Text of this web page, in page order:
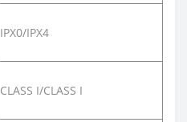
IPX0/IPX4
CLASS I/CLASS I